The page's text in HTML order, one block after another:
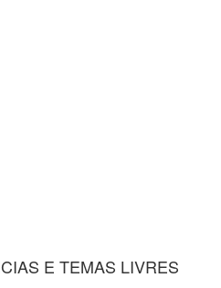
E TEMAS LIVRES